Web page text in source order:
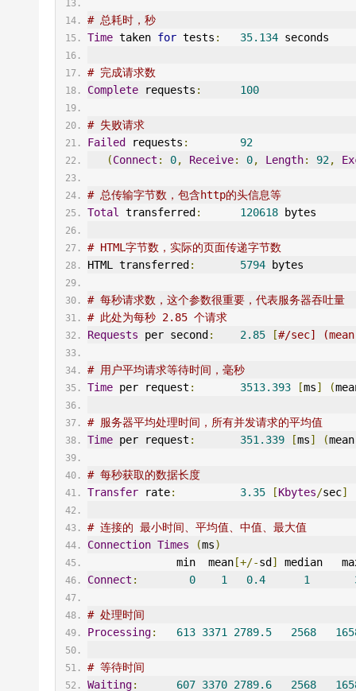
# 总耗时，秒
Time taken for tests : 35.134 seconds
# 完成请求数
Complete requests : 100
# 失败请求
Failed
requests :
92
(Connect : 0, Receive: 0, Length: 92,
# 总传输字节数，包含http的头信息等
Total
transferred : 120618 bytes
# HTML字节数，实际的页面传递字节数
HTML transferred : 5794 bytes
# 每秒请求数，这个参数很重要，代表服务器吞吐量
# 此处为每秒 2.85 个请求
Requests per second : 2.85 [#/sec]
# 用户平均请求等待时间，毫秒
Time per request : 3513.393 [ms] (
# 服务器平均处理时间，所有并发请求的平均值
Time per request : 351.339 [ms] (mean
# 每秒获取的数据长度
Transfer rate: 3.35 [Kbytes/sec]
# 连接的 最小时间、平均值、中值、最大值
Connection Times (ms)
              min  mean
[+/-sd ]
median
Connect : 0 1 0.4 1
# 处理时间
Processing: 613 3371 2789.5 2568
# 等待时间
Waiting: 607 3370 2789.6 2568